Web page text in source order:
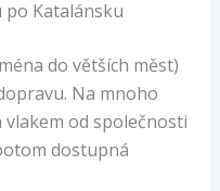
Katalánsku
do větších měst)
Na mnoho
od společnosti
dostupná